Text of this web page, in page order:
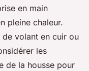
en main
pleine chaleur.
de volant en cuir ou
les
de la housse pour